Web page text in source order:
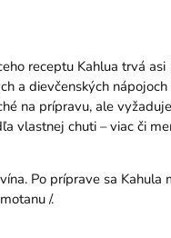
receptu Kahlua trvá
a dievčenských
na prípravu, ale
vlastnej chuti – viac či
Po príprave sa Kahula
/.